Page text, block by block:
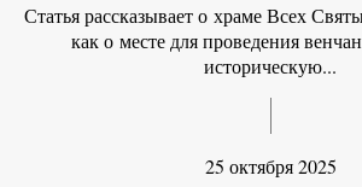
Статья рассказывает о храме Всех
как о месте для проведения
историческую...
25 октября 2025